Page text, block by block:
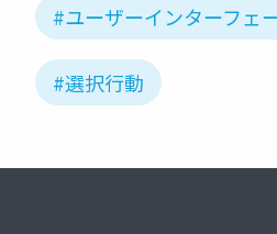
#ユーザーインターフェ
#選択行動